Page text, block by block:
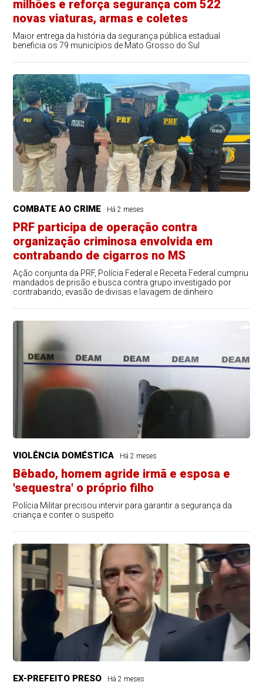
milhões e reforça segurança com 522
novas viaturas, armas e coletes
Maior entrega da história da segurança pública estadual
beneficia os 79 municípios de Mato Grosso do Sul
COMBATE AO CRIME Há 2 meses
PRF participa de operação contra
organização criminosa envolvida em
contrabando de cigarros no MS
Ação conjunta da PRF, Polícia Federal e Receita Federal cumpriu
mandados de prisão e busca contra grupo investigado por
contrabando, evasão de divisas e lavagem de dinheiro
VIOLÊNCIA DOMÉSTICA Há 2 meses
Bêbado, homem agride irmã e esposa e
'sequestra' o próprio filho
Polícia Militar precisou intervir para garantir a segurança da
criança e conter o suspeito
EX-PREFEITO PRESO Há 2 meses